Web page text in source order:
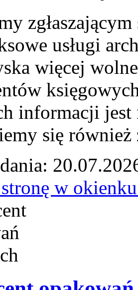
usługi
więcej
informacji jest
się
w